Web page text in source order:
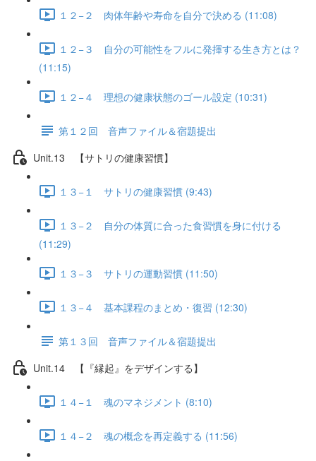
１２−２ 肉体年齢や寿命を自分で決める (11:08)
１２−３ 自分の可能性をフルに発揮する生き方とは？
(11:15)
１２−４ 理想の健康状態のゴール設定 (10:31)
第１２回 音声ファイル＆宿題提出
Unit.13 【サトリの健康習慣】
１３−１ サトリの健康習慣 (9:43)
１３−２ 自分の体質に合った食習慣を身に付ける
(11:29)
１３−３ サトリの運動習慣 (11:50)
１３−４ 基本課程のまとめ・復習 (12:30)
第１３回 音声ファイル＆宿題提出
Unit.14 【『縁起』をデザインする】
１４−１ 魂のマネジメント (8:10)
１４−２ 魂の概念を再定義する (11:56)